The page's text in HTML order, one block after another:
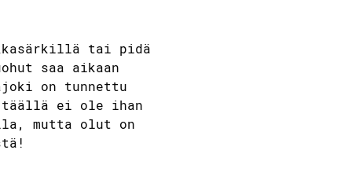
tai pidä
saa aikaan
on tunnettu
täällä ei ole ihan
mutta olut on